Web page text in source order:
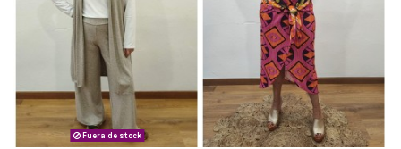
Fuera de stock